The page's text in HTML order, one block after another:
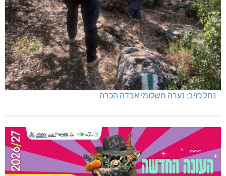
נחל כזיב: נערה משלומי אבדה הכרה